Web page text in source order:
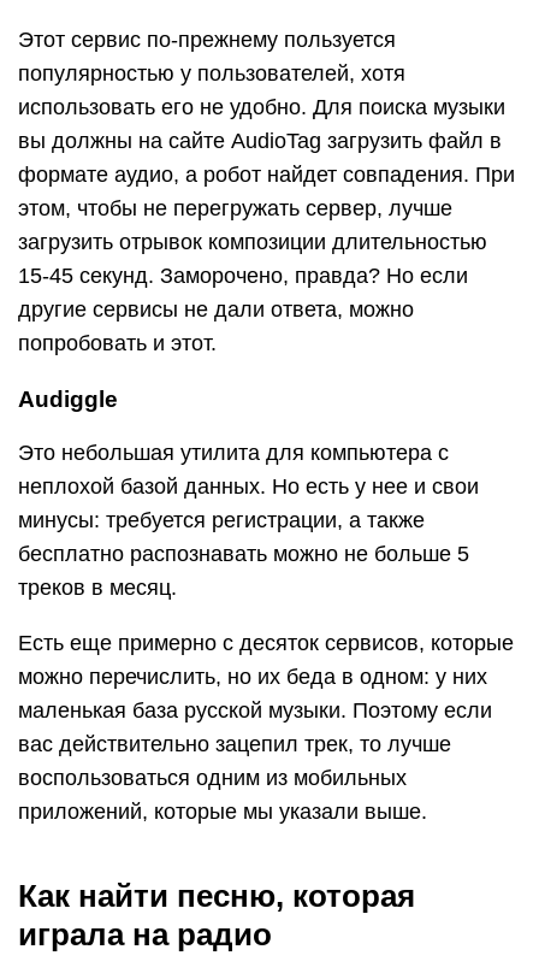
Этот сервис по-прежнему пользуется
популярностью у пользователей, хотя
использовать его не удобно. Для поиска музыки
вы должны на сайте AudioTag загрузить файл в
формате аудио, а робот найдет совпадения. При
этом, чтобы не перегружать сервер, лучше
загрузить отрывок композиции длительностью
15-45 секунд. Заморочено, правда? Но если
другие сервисы не дали ответа, можно
попробовать и этот.
Audiggle
Это небольшая утилита для компьютера с
неплохой базой данных. Но есть у нее и свои
минусы: требуется регистрации, а также
бесплатно распознавать можно не больше 5
треков в месяц.
Есть еще примерно с десяток сервисов, которые
можно перечислить, но их беда в одном: у них
маленькая база русской музыки. Поэтому если
вас действительно зацепил трек, то лучше
воспользоваться одним из мобильных
приложений, которые мы указали выше.
Как найти песню, которая
играла на радио